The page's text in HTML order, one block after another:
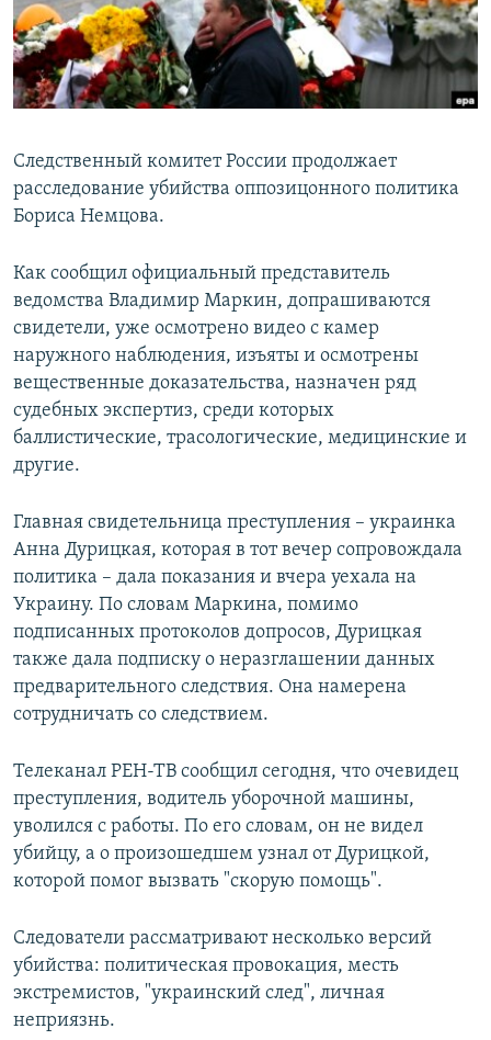
Следственный комитет России продолжает
расследование убийства оппозицонного политика
Бориса Немцова.
Как сообщил официальный представитель
ведомства Владимир Маркин, допрашиваются
свидетели, уже осмотрено видео с камер
наружного наблюдения, изъяты и осмотрены
вещественные доказательства, назначен ряд
судебных экспертиз, среди которых
баллистические, трасологические, медицинские и
другие.
Главная свидетельница преступления – украинка
Анна Дурицкая, которая в тот вечер сопровождала
политика – дала показания и вчера уехала на
Украину. По словам Маркина, помимо
подписанных протоколов допросов, Дурицкая
также дала подписку о неразглашении данных
предварительного следствия. Она намерена
сотрудничать со следствием.
Телеканал РЕН-ТВ сообщил сегодня, что очевидец
преступления, водитель уборочной машины,
уволился с работы. По его словам, он не видел
убийцу, а о произошедшем узнал от Дурицкой,
которой помог вызвать "скорую помощь".
Следователи рассматривают несколько версий
убийства: политическая провокация, месть
экстремистов, "украинский след", личная
неприязнь.